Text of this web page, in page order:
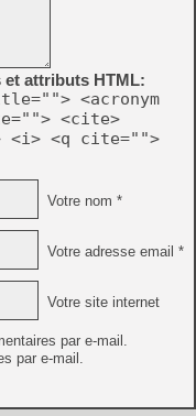
et attributs HTML:
<acronym
<cite>
<i> <q cite="">
Votre nom *
Votre adresse email *
Votre site internet
par e-mail.
par e-mail.